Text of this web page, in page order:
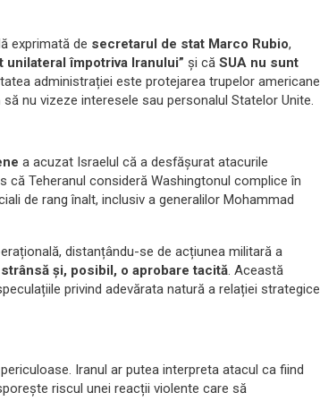
exprimată de secretarul de stat Marco Rubio,
unilateral împotriva Iranului” și că SUA nu sunt
administrației este protejarea trupelor americane
nu vizeze interesele sau personalul Statelor Unite.
a acuzat Israelul că a desfășurat atacurile
că Teheranul consideră Washingtonul complice în
de rang înalt, inclusiv a generalilor Mohammad
distanțându-se de acțiunea militară a
și, posibil, o aprobare tacită. Această
privind adevărata natură a relației strategice
Iranul ar putea interpreta atacul ca fiind
riscul unei reacții violente care să